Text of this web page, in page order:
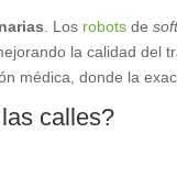
. Los robots de
la calidad del
médica, donde la
calles?